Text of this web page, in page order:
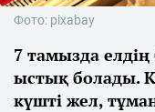
Фото: pixabay
7 тамызда елдің
ыстық болады.
күшті жел,